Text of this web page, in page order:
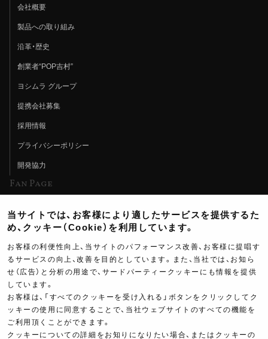
会社概要
製品への取り組み
沿革・歴史
創業者“POP吉村”
ヨシムラ グループ
提携会社募集
採用情報
プライバシーポリシー
開発協力
Fan Page
ヨシムラTV
イベント情報
イベントスケジュール
ツーリングブレイクタイム
製品ポスター
当サイトでは、お客様により適したサービスを提供するた
め、クッキー（Cookie）を利用しています。
お客様の利便性向上、当サイトのパフォーマンス改善、お客様に提唱す
るサービスの向上、改善を目的としています。また、当社では、お知ら
せ（広告）と分析の用途で、サードパーティークッキーにも情報を提供
しています。
お客様は、「すべてのクッキーを受け入れる」ボタンをクリックしてク
ッキーの使用に同意することで、当社ウェブサイトのすべての機能を
ご利用頂くことができます。
クッキーについての詳細をお知りになりたい場合、またはクッキーの